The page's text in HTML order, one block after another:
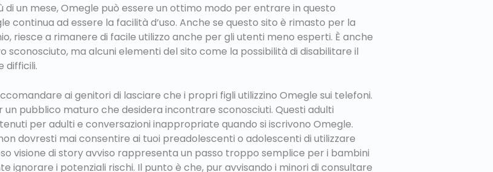
un mese, Omegle può essere un ottimo modo per entrare in questo
continua ad essere la facilità d’uso. Anche se questo sito è rimasto per la
riesce a rimanere di facile utilizzo anche per gli utenti meno esperti. È anche
sconosciuto, ma alcuni elementi del sito come la possibilità di disabilitare il
difficili.
ai genitori di lasciare che i propri figli utilizzino Omegle sui telefoni.
pubblico maturo che desidera incontrare sconosciuti. Questi adulti
per adulti e conversazioni inappropriate quando si iscrivono Omegle.
dovresti mai consentire ai tuoi preadolescenti o adolescenti di utilizzare
visione di story avviso rappresenta un passo troppo semplice per i bambini
ignorare i potenziali rischi. Il punto è che, pur avvisando i minori di consultare